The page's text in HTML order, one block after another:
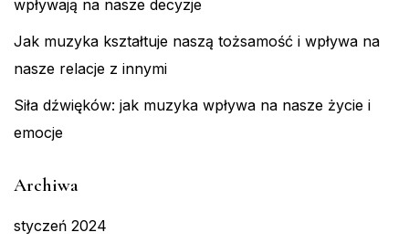
wpływają na nasze decyzje
Jak muzyka kształtuje naszą tożsamość i wpływa na
nasze relacje z innymi
Siła dźwięków: jak muzyka wpływa na nasze życie i
emocje
Archiwa
styczeń 2024